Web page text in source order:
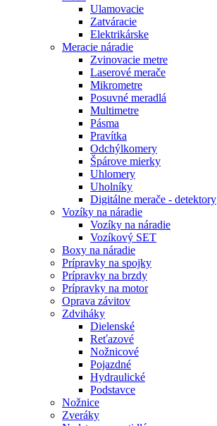
Ulamovacie
Zatváracie
Elektrikárske
Meracie náradie
Zvinovacie metre
Laserové merače
Mikrometre
Posuvné meradlá
Multimetre
Pásma
Pravítka
Odchýlkomery
Špárove mierky
Uhlomery
Uholníky
Digitálne merače - detektory
Vozíky na náradie
Vozíky na náradie
Vozíkový SET
Boxy na náradie
Prípravky na spojky
Prípravky na brzdy
Prípravky na motor
Oprava závitov
Zdviháky
Dielenské
Reťazové
Nožnicové
Pojazdné
Hydraulické
Podstavce
Nožnice
Zveráky